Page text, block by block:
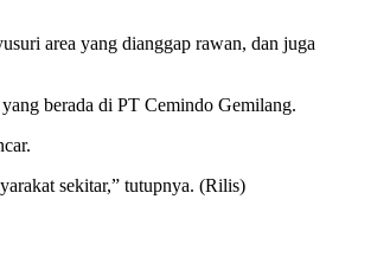
area yang dianggap rawan, dan juga
berada di PT Cemindo Gemilang.
sekitar,” tutupnya. (Rilis)